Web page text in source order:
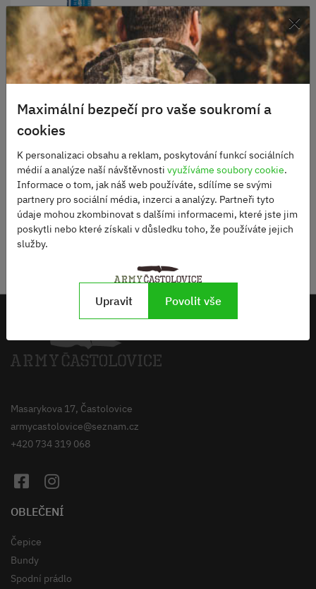
Sprej dekontaminační 200
Skladem
800 Kč
DO KOŠÍKU
SLEDUJTE NÁS NA NAŠEM
Masarykova 17, Častolovice
armycastolovice@seznam.cz
+420 734 319 068
OBLEČENÍ
Čepice
Bundy
Spodní prádlo
×
Maximální bezpečí pro vaše soukromí a
cookies
K personalizaci obsahu a reklam, poskytování funkcí sociálních
médií a analýze naší návštěvnosti využíváme soubory cookie.
Informace o tom, jak náš web používáte, sdílíme se svými
partnery pro sociální média, inzerci a analýzy. Partneři tyto
údaje mohou zkombinovat s dalšími informacemi, které jste jim
poskytli nebo které získali v důsledku toho, že používáte jejich
služby.
Upravit Povolit vše